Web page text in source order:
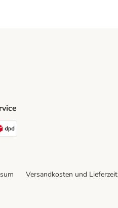
Post Shipping Method
Versandkosten und Lieferzeit